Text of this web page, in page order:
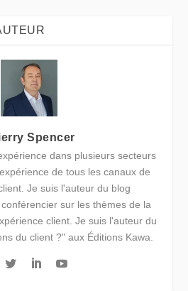
Spencer
dans plusieurs secteurs
de tous les canaux de
Je suis l'auteur du blog
sur les thèmes de la
client. Je suis l'auteur du
du client ?" aux Éditions Kawa.